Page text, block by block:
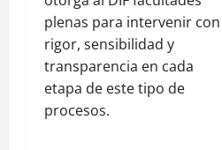
plenas para intervenir con
rigor, sensibilidad y
transparencia en cada
etapa de este tipo de
procesos.